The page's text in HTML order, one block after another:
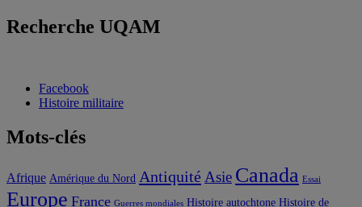
Recherche UQAM
Facebook
Histoire militaire
Mots-clés
Afrique Amérique du Nord Antiquité Asie Canada Essai
Europe France Guerres mondiales Histoire autochtone Histoire de